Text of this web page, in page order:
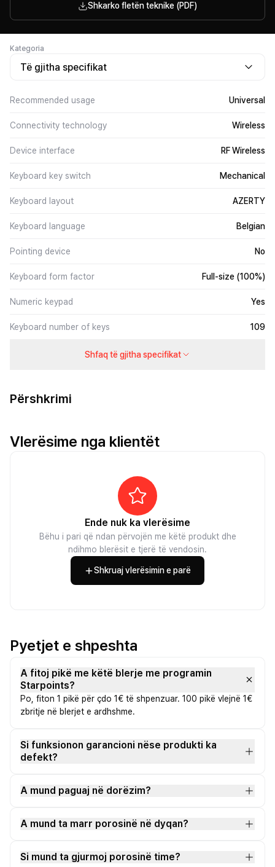
Shkarko fletën teknike (PDF)
Kategoria
Të gjitha specifikat
Recommended usage Universal
Connectivity technology Wireless
Device interface RF Wireless
Keyboard key switch Mechanical
Keyboard layout AZERTY
Keyboard language Belgian
Pointing device No
Keyboard form factor Full-size (100%)
Numeric keypad Yes
Keyboard number of keys 109
Shfaq të gjitha specifikat
Përshkrimi
Vlerësime nga klientët
Ende nuk ka vlerësime
Bëhu i pari që ndan përvojën me këtë produkt dhe
ndihmo blerësit e tjerë të vendosin.
Shkruaj vlerësimin e parë
Pyetjet e shpeshta
A fitoj pikë me këtë blerje me programin
Starpoints?
Po, fiton 1 pikë për çdo 1€ të shpenzuar. 100 pikë vlejnë 1€
zbritje në blerjet e ardhshme.
Si funksionon garancioni nëse produkti ka
defekt?
A mund paguaj në dorëzim?
A mund ta marr porosinë në dyqan?
Si mund ta gjurmoj porosinë time?